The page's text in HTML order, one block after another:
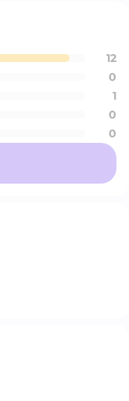
12
0
1
0
0